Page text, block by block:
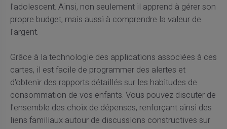
l'adolescent. Ainsi, non seulement il apprend à gérer son
propre budget, mais aussi à comprendre la valeur de
l'argent.
Grâce à la technologie des applications associées à ces
cartes, il est facile de programmer des alertes et
d'obtenir des rapports détaillés sur les habitudes de
consommation de vos enfants. Vous pouvez discuter de
l'ensemble des choix de dépenses, renforçant ainsi des
liens familiaux autour de discussions constructives sur